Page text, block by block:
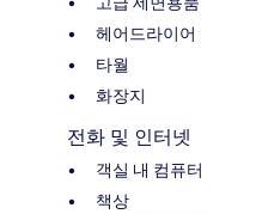
헤어드라이어
타월
화장지
전화 및 인터넷
객실 내 컴퓨터
책상